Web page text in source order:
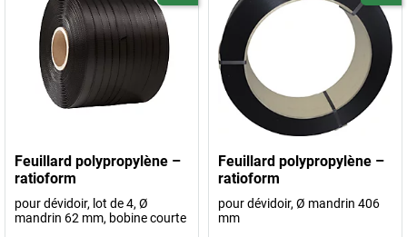
Feuillard polypropylène –
ratioform
pour dévidoir, lot de 4, Ø
mandrin 62 mm, bobine courte
Feuillard polypropylène –
ratioform
pour dévidoir, Ø mandrin 406
mm